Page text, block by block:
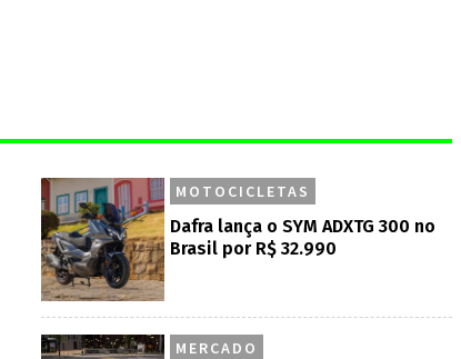
MOTOCICLETAS
Dafra lança o SYM ADXTG 300 no
Brasil por R$ 32.990
MERCADO